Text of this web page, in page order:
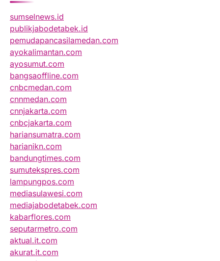
sumselnews.id
publikjabodetabek.id
pemudapancasilamedan.com
ayokalimantan.com
ayosumut.com
bangsaoffline.com
cnbcmedan.com
cnnmedan.com
cnnjakarta.com
cnbcjakarta.com
hariansumatra.com
harianikn.com
bandungtimes.com
sumutekspres.com
lampungpos.com
mediasulawesi.com
mediajabodetabek.com
kabarflores.com
seputarmetro.com
aktual.it.com
akurat.it.com